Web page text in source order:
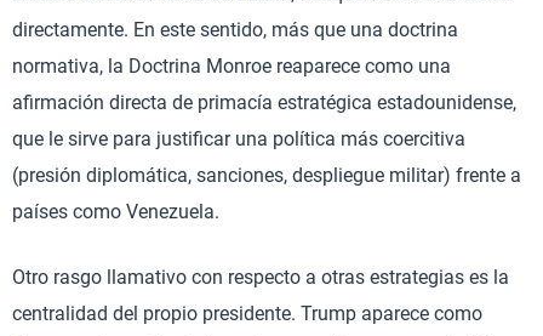
directamente. En este sentido, más que una doctrina
normativa, la Doctrina Monroe reaparece como una
afirmación directa de primacía estratégica estadounidense,
que le sirve para justificar una política más coercitiva
(presión diplomática, sanciones, despliegue militar) frente a
países como Venezuela.
Otro rasgo llamativo con respecto a otras estrategias es la
centralidad del propio presidente. Trump aparece como